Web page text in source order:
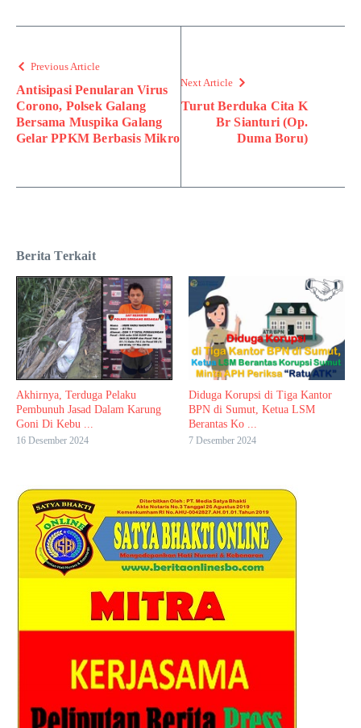
Previous Article
Antisipasi Penularan Virus
Corono, Polsek Galang
Bersama Muspika Galang
Gelar PPKM Berbasis Mikro
Next Article
Turut Berduka Cita K
Br Sianturi (Op.
Duma Boru)
Berita Terkait
Akhirnya, Terduga Pelaku
Pembunuh Jasad Dalam Karung
Goni Di Kebu ...
16 Desember 2024
Diduga Korupsi di Tiga Kantor
BPN di Sumut, Ketua LSM
Berantas Ko ...
7 Desember 2024